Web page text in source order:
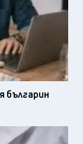
българин